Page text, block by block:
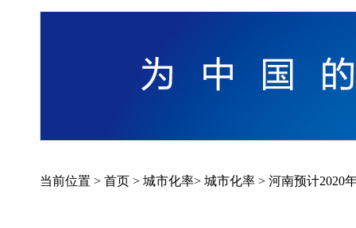
当前位置 > 首页 > 城市化率> 城市化率 > 河南预计2020